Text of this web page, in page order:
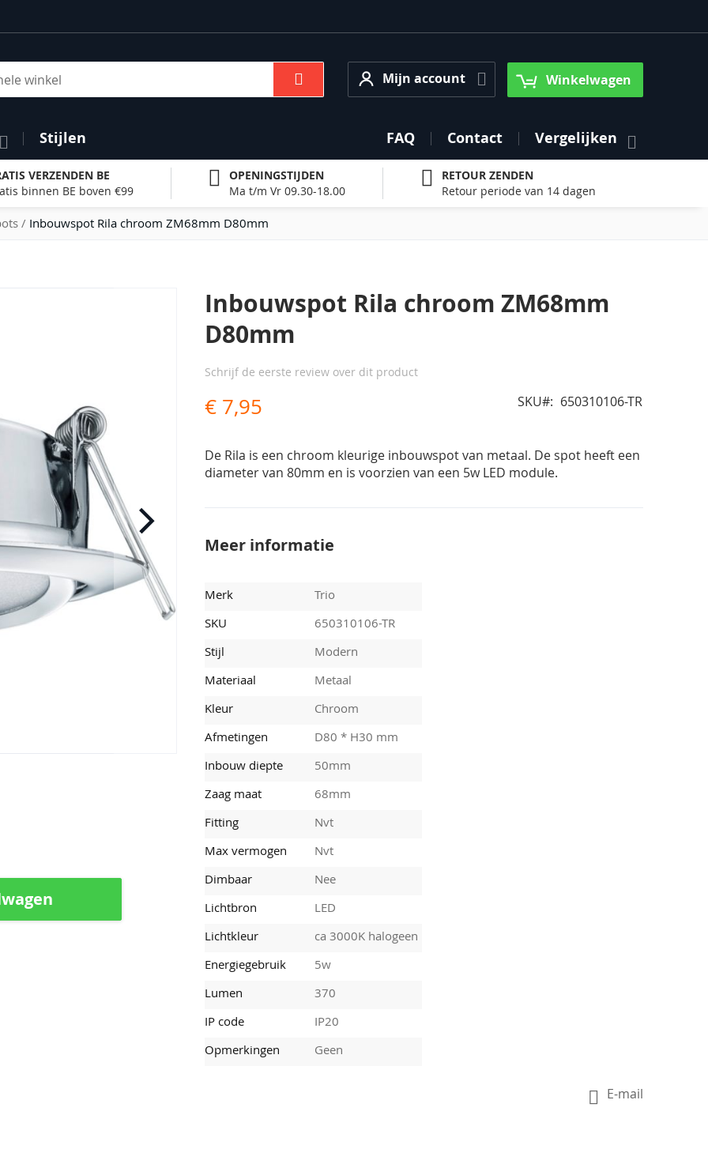
Mijn account
Mijn account Winkelwagen
Stijlen FAQ Contact Vergelijken
VERZENDEN BE
binnen BE boven €99
OPENINGSTIJDEN
Ma t/m Vr 09.30-18.00
RETOUR ZENDEN
Retour periode van 14 dagen
Inbouwspot Rila chroom ZM68mm D80mm
Inbouwspot Rila chroom ZM68mm
D80mm
Schrijf de eerste review over dit product
€ 7,95 SKU 650310106-TR
De Rila is een chroom kleurige inbouwspot van metaal. De spot heeft een
diameter van 80mm en is voorzien van een 5w LED module.
Meer informatie
Merk
Trio
SKU
650310106-TR
Stijl
Modern
Materiaal
Metaal
Kleur
Chroom
Afmetingen
D80 * H30 mm
Inbouw diepte
50mm
Zaag maat
68mm
Fitting
Nvt
Max vermogen
Nvt
Dimbaar
Nee
Lichtbron
LED
Lichtkleur
ca 3000K halogeen
Energiegebruik
5w
Lumen
370
IP code
IP20
Opmerkingen
Geen
E-mail